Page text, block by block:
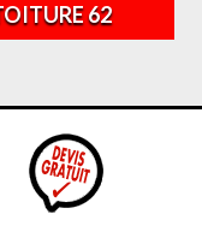
62